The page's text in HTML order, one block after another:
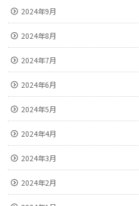
2024年9月
2024年8月
2024年7月
2024年6月
2024年5月
2024年4月
2024年3月
2024年2月